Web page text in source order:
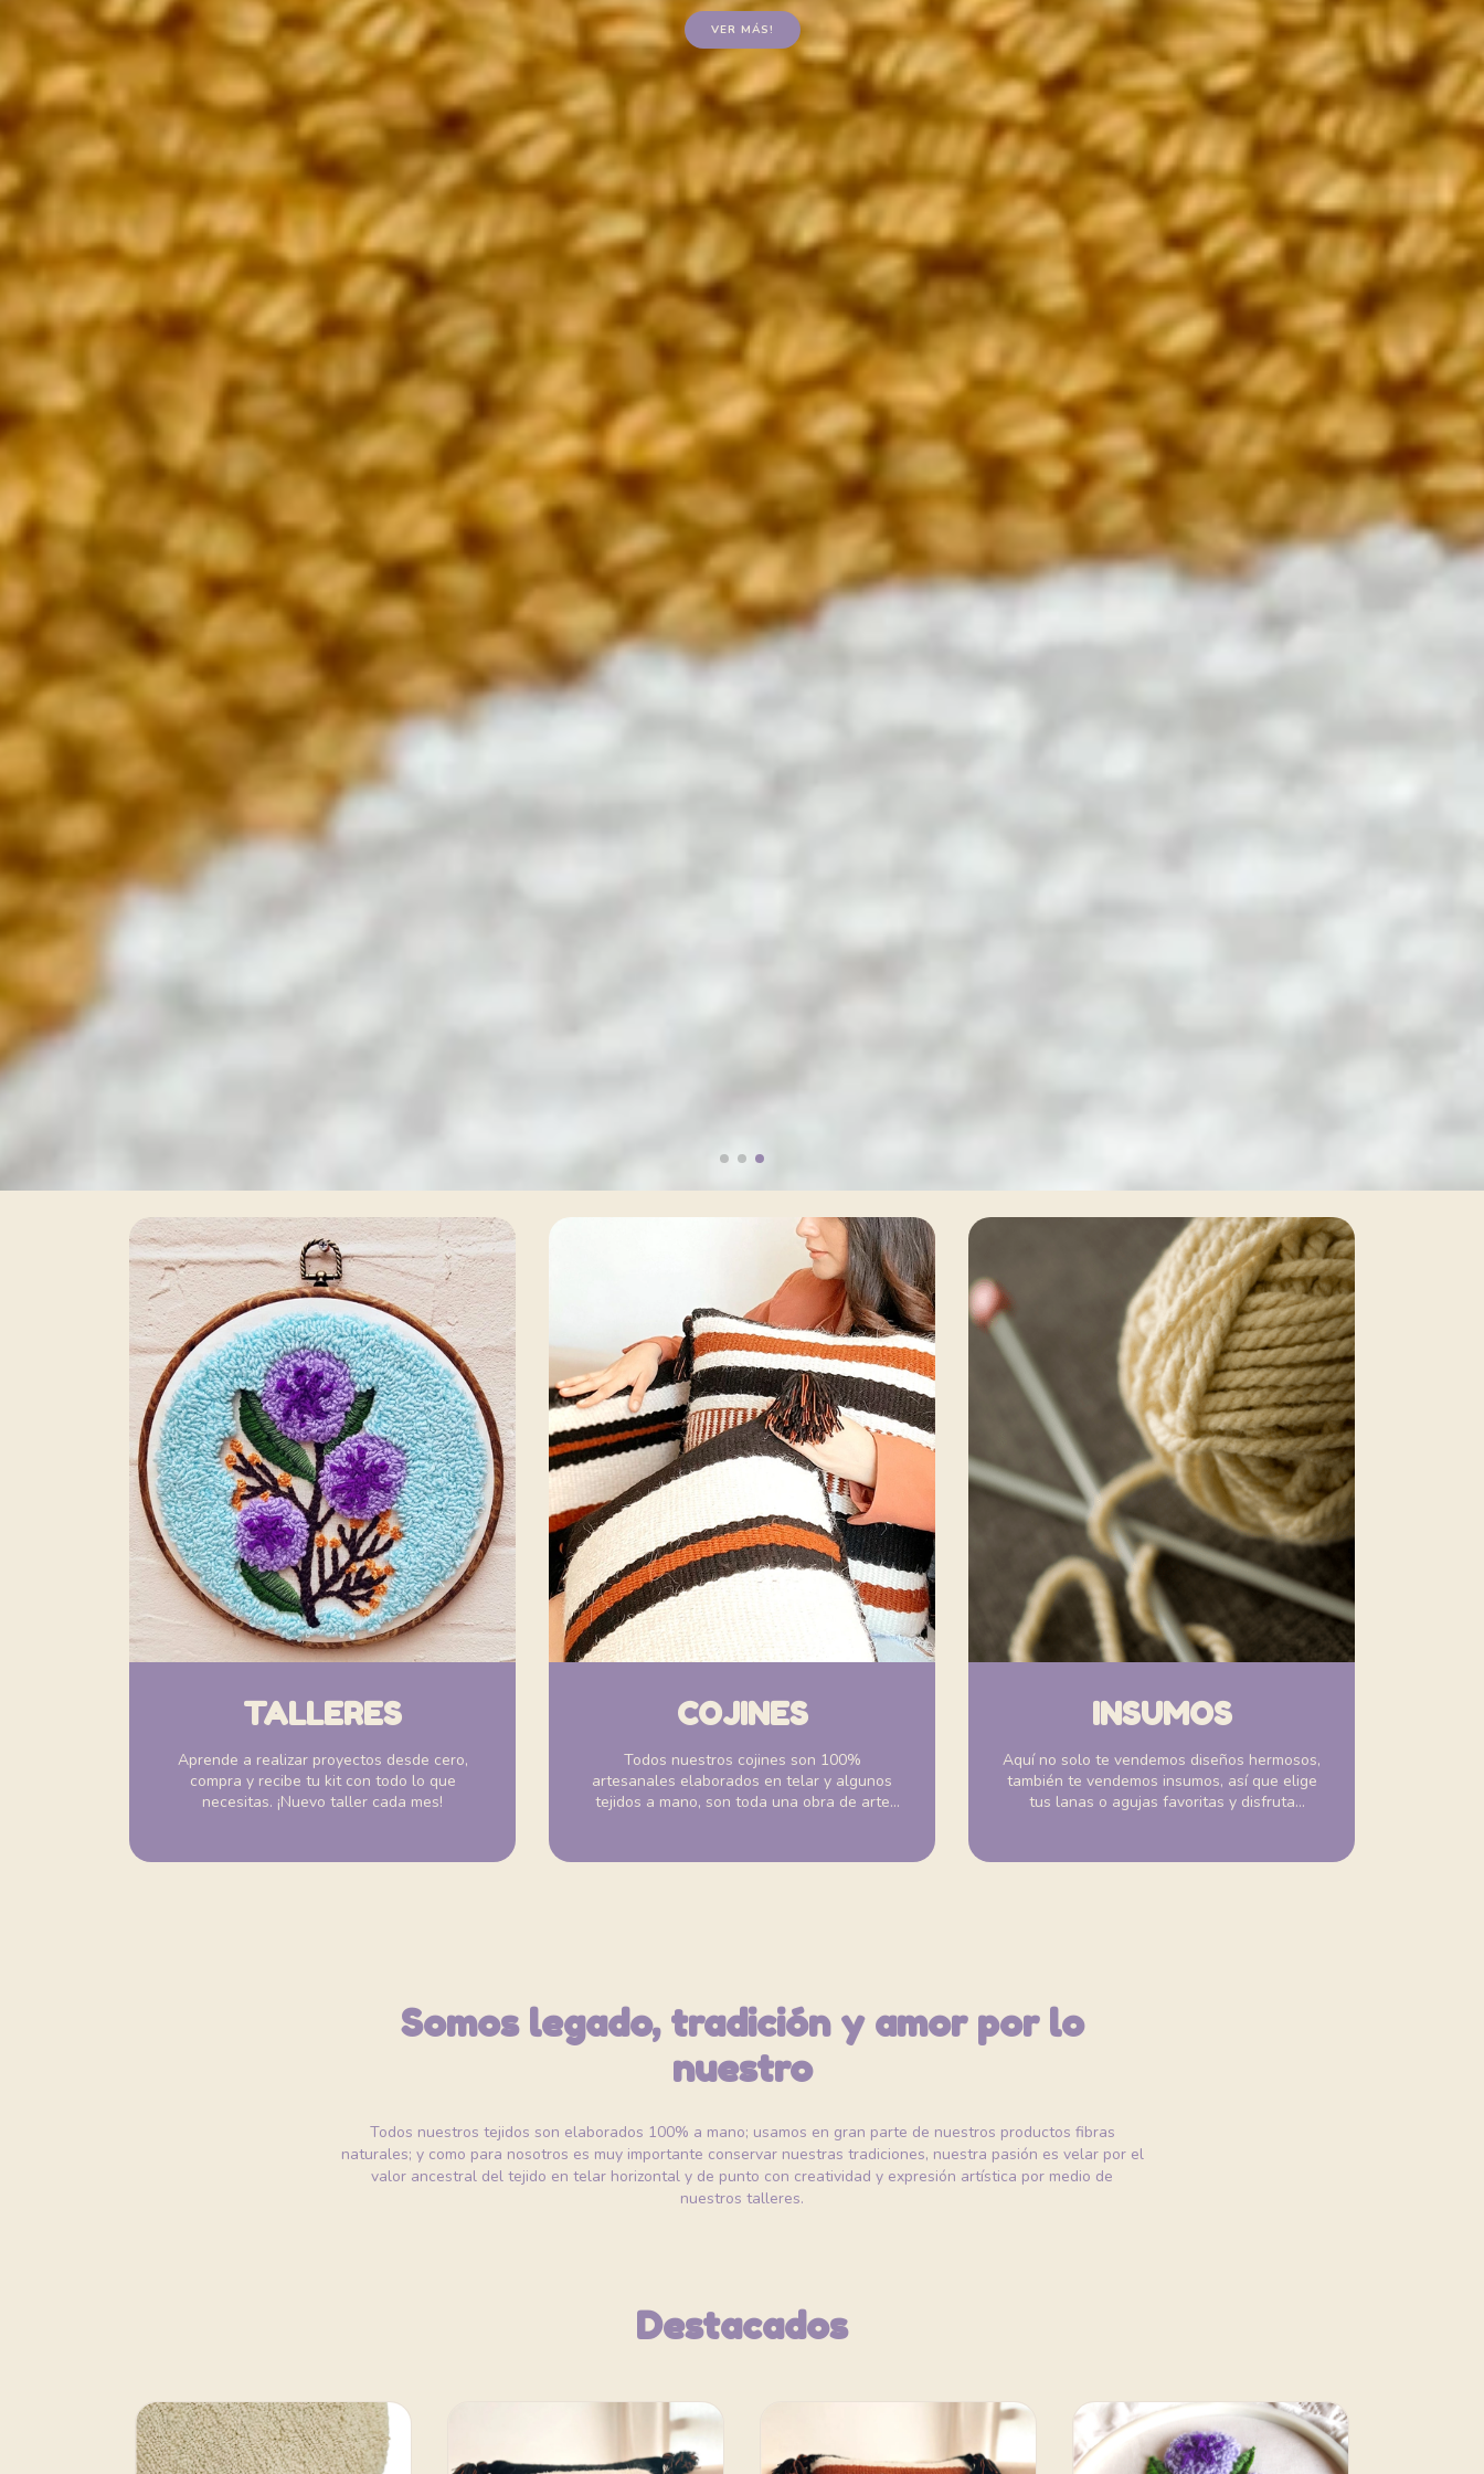
VER MÁS!
TALLERES
Aprende a realizar proyectos desde cero,
compra y recibe tu kit con todo lo que
necesitas. ¡Nuevo taller cada mes!
COJINES
Todos nuestros cojines son 100%
artesanales elaborados en telar y algunos
tejidos a mano, son toda una obra de arte
INSUMOS
Aquí no solo te vendemos diseños hermosos,
también te vendemos insumos, así que elige
tus lanas o agujas favoritas y disfruta
Somos legado, tradición y amor por lo
nuestro
Todos nuestros tejidos son elaborados 100% a mano; usamos en gran parte de nuestros productos fibras
naturales; y como para nosotros es muy importante conservar nuestras tradiciones, nuestra pasión es velar por el
valor ancestral del tejido en telar horizontal y de punto con creatividad y expresión artística por medio de
nuestros talleres.
Destacados